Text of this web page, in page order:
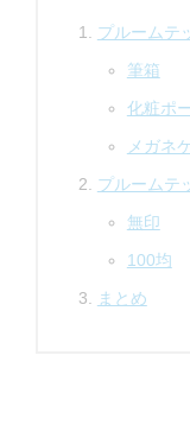
プルームテ
筆箱
化粧ポ
メガネ
プルームテ
無印
100均
まとめ